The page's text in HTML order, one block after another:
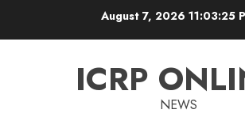
August 7, 2026 11:03:25
ICRP
NEWS